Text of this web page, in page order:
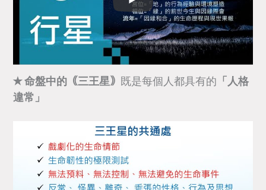
✭命盤中的 ｟三王星｠ 既是每個人都具有的 「人格
違常」